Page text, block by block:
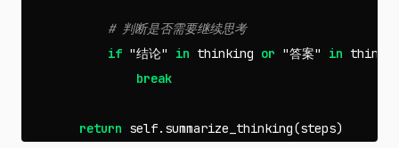
if "结论" in thinking or "答案" in
break
return self. summarize_thinking(steps)